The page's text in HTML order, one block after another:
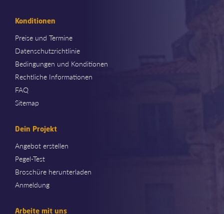
Konditionen
Preise und Termine
Datenschutzrichtlinie
Bedingungen und Konditionen
Rechtliche Informationen
FAQ
Sitemap
Dein Projekt
Angebot erstellen
Pegel-Test
Broschüre herunterladen
Anmeldung
Arbeite mit uns